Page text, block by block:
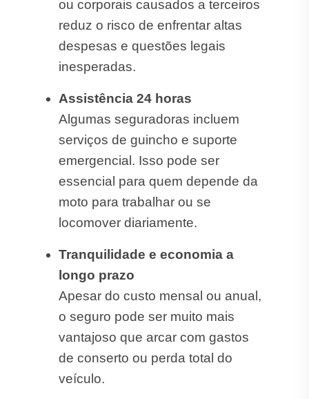
ou corporais causados a terceiros
reduz o risco de enfrentar altas
despesas e questões legais
inesperadas.
Assistência 24 horas
Algumas seguradoras incluem
serviços de guincho e suporte
emergencial. Isso pode ser
essencial para quem depende da
moto para trabalhar ou se
locomover diariamente.
Tranquilidade e economia a
longo prazo
Apesar do custo mensal ou anual,
o seguro pode ser muito mais
vantajoso que arcar com gastos
de conserto ou perda total do
veículo.